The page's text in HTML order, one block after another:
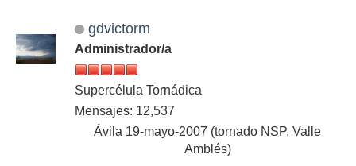
gdvictorm
Administrador/a
Supercélula Tornádica
Mensajes: 12,537
Ávila 19-mayo-2007 (tornado NSP, Valle
Amblés)